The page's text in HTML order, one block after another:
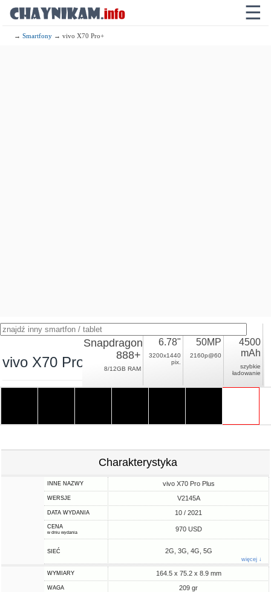
☰
→Smartfony → vivo X70 Pro+
vivo X70 Pro+
Snapdragon
888+
8/12GB RAM
6.78"
3200x1440
pix.
50MP
2160p@60
4500
mAh
szybkie
ładowanie
Charakterystyka
INNE NAZWY vivo X70 Pro Plus
WERSJE V2145A
DATA WYDANIA 10 / 2021
CENA
w dniu wydania 970 USD
SIEĆ 2G, 3G, 4G, 5G
więcej ↓
WYMIARY 164.5 x 75.2 x 8.9 mm
WAGA 209 gr